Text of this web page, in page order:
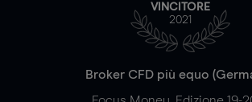
VINCITORE
2021
Broker CFD più equo